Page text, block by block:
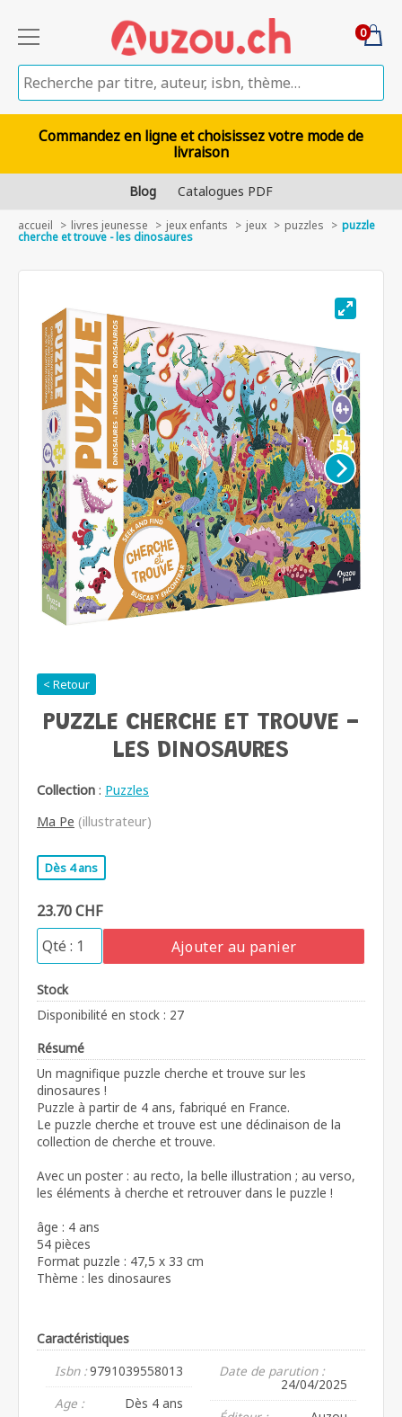
0
Commandez en ligne et choisissez votre mode de
livraison
Blog Catalogues PDF
accueil livres jeunesse jeux enfants jeux puzzles puzzle
cherche et trouve - les dinosaures
< Retour
PUZZLE CHERCHE ET TROUVE -
LES DINOSAURES
Collection : Puzzles
Ma Pe (illustrateur)
Dès 4 ans
23.70 CHF
Ajouter au panier
Stock
Disponibilité en stock : 27
Résumé
Un magnifique puzzle cherche et trouve sur les
dinosaures !
Puzzle à partir de 4 ans, fabriqué en France.
Le puzzle cherche et trouve est une déclinaison de la
collection de cherche et trouve.
Avec un poster : au recto, la belle illustration ; au verso,
les éléments à cherche et retrouver dans le puzzle !
âge : 4 ans
54 pièces
Format puzzle : 47,5 x 33 cm
Thème : les dinosaures
Caractéristiques
Isbn :9791039558013
Age :
Dès 4 ans
Date de parution :
24/04/2025